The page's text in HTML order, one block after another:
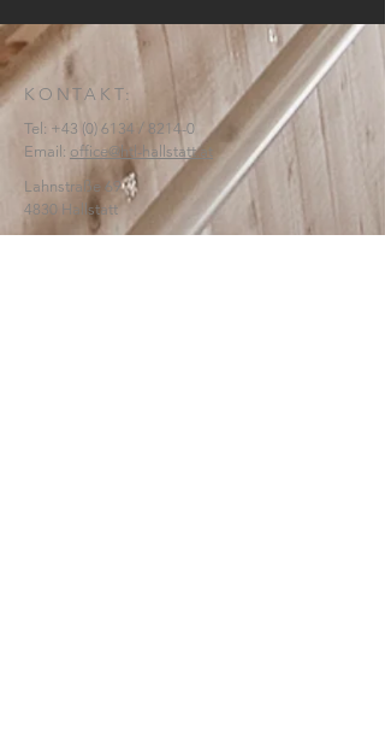
KONTAKT:
Tel: +43 (0) 6134 / 8214-0
Email: office@htl-hallstatt.at
Lahnstraße 69
4830 Hallstatt